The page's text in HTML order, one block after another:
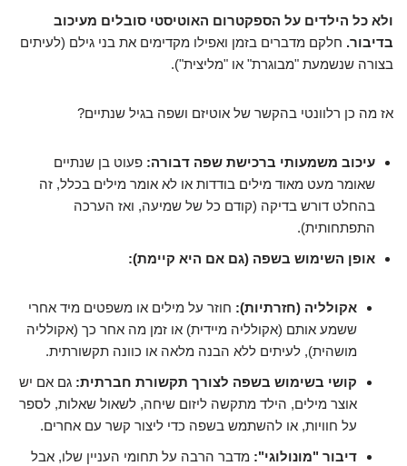
ולא כל הילדים על הספקטרום האוטיסטי סובלים מעיכוב
בדיבור. חלקם מדברים בזמן ואפילו מקדימים את בני גילם (לעיתים
בצורה שנשמעת "מבוגרת" או "מליצית").
אז מה כן רלוונטי בהקשר של אוטיזם ושפה בגיל שנתיים?
עיכוב משמעותי ברכישת שפה דבורה: פעוט בן שנתיים
שאומר מעט מאוד מילים בודדות או לא אומר מילים בכלל, זה
בהחלט דורש בדיקה (קודם כל של שמיעה, ואז הערכה
התפתחותית).
אופן השימוש בשפה (גם אם היא קיימת):
אקולליה (חזרתיות): חוזר על מילים או משפטים מיד אחרי
ששמע אותם (אקולליה מיידית) או זמן מה אחר כך (אקולליה
מושהית), לעיתים ללא הבנה מלאה או כוונה תקשורתית.
קושי בשימוש בשפה לצורך תקשורת חברתית: גם אם יש
אוצר מילים, הילד מתקשה ליזום שיחה, לשאול שאלות, לספר
על חוויות, או להשתמש בשפה כדי ליצור קשר עם אחרים.
דיבור "מונולוגי": מדבר הרבה על תחומי העניין שלו, אבל